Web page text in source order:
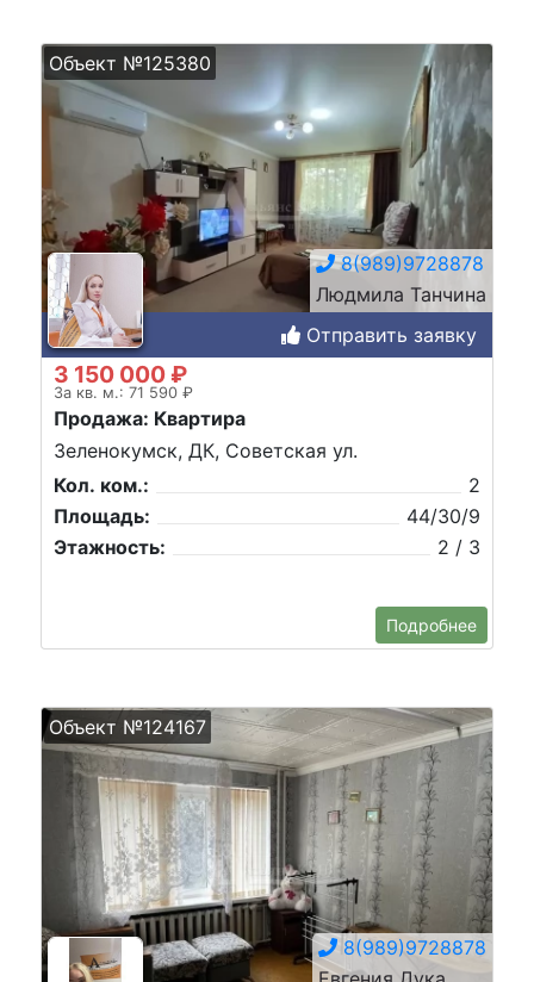
Объект №125380
8(989)9728878
Людмила Танчина
Отправить заявку
3 150 000 ₽
За кв. м.: 71 590 ₽
Продажа: Квартира
Зеленокумск, ДК, Советская ул.
Кол. ком.:
2
Площадь:
44/30/9
Этажность:
2 / 3
Подробнее
Объект №124167
8(989)9728878